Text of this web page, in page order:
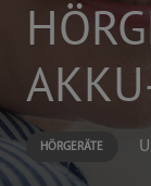
HÖRGERÄTE